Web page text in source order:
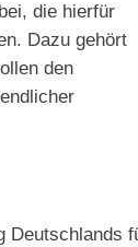
die hierfür
Dazu gehört
den